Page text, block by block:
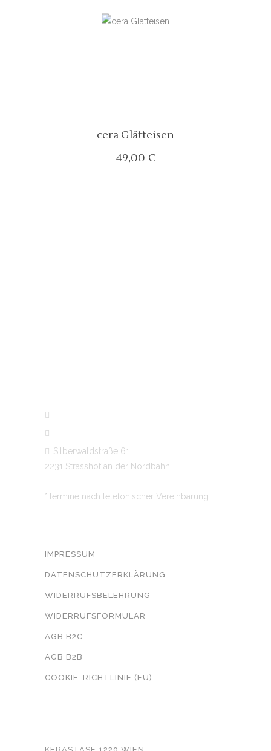
cera Glätteisen
49,00 €
Silberwaldstraße 61
2231 Strasshof an der Nordbahn
*Termine nach telefonischer Vereinbarung
IMPRESSUM
DATENSCHUTZERKLÄRUNG
WIDERRUFSBELEHRUNG
WIDERRUFSFORMULAR
AGB B2C
AGB B2B
COOKIE-RICHTLINIE (EU)